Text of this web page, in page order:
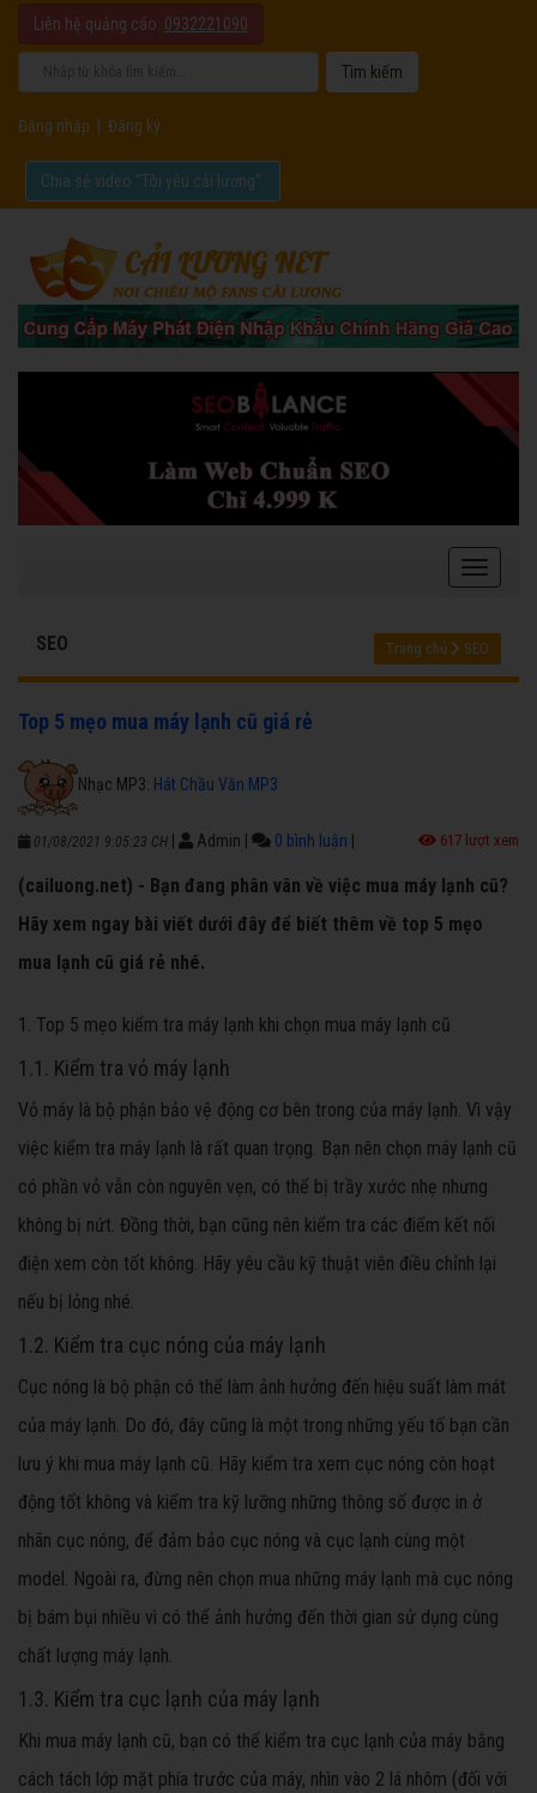
Liên hệ quảng cáo: 0932221090
Đăng nhập Đăng ký
Chia sẻ video "Tôi yêu cải lương".
SEO Trang chủ SEO
Top 5 mẹo mua máy lạnh cũ giá rẻ
Nhạc MP3: Hát Chầu Văn MP3
01/08/2021 9:05:23 CH Admin 0 bình luận 617 lượt xem
(cailuong.net) - Bạn đang phân vân về việc mua máy lạnh cũ?
Hãy xem ngay bài viết dưới đây để biết thêm về top 5 mẹo
mua lạnh cũ giá rẻ nhé.
1. Top 5 mẹo kiểm tra máy lạnh khi chọn mua máy lạnh cũ
1.1. Kiểm tra vỏ máy lạnh
Vỏ máy là bộ phận bảo vệ động cơ bên trong của máy lạnh. Vì vậy
việc kiểm tra máy lạnh là rất quan trọng. Bạn nên chọn máy lạnh cũ
có phần vỏ vẫn còn nguyên vẹn, có thể bị trầy xước nhẹ nhưng
không bị nứt. Đồng thời, bạn cũng nên kiểm tra các điểm kết nối
điện xem còn tốt không. Hãy yêu cầu kỹ thuật viên điều chỉnh lại
nếu bị lỏng nhé.
1.2. Kiểm tra cục nóng của máy lạnh
Cục nóng là bộ phận có thể làm ảnh hưởng đến hiệu suất làm mát
của máy lạnh. Do đó, đây cũng là một trong những yếu tố bạn cần
lưu ý khi mua máy lạnh cũ. Hãy kiểm tra xem cục nóng còn hoạt
động tốt không và kiểm tra kỹ lưỡng những thông số được in ở
nhãn cục nóng, để đảm bảo cục nóng và cục lạnh cùng một
model. Ngoài ra, đừng nên chọn mua những máy lạnh mà cục nóng
bị bám bụi nhiều vì có thể ảnh hưởng đến thời gian sử dụng cùng
chất lượng máy lạnh.
1.3. Kiểm tra cục lạnh của máy lạnh
Khi mua máy lạnh cũ, bạn có thể kiểm tra cục lạnh của máy bằng
cách tách lớp mặt phía trước của máy, nhìn vào 2 lá nhôm (đối với